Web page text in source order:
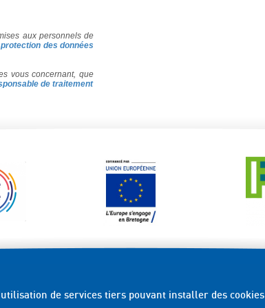
aux personnels de
des données
vous concernant, que
de traitement
de services tiers pouvant installer des cookies